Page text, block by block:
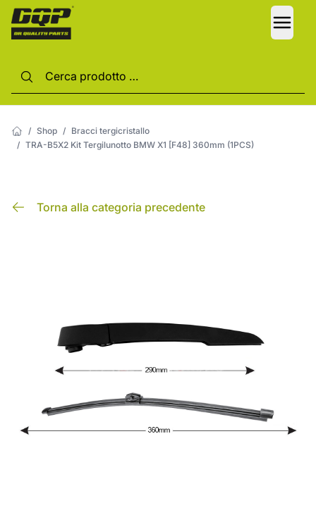
/ Shop / Bracci tergicristallo
/ TRA-B5X2 Kit Tergilunotto BMW X1 [F48] 360mm (1PCS)
Torna alla categoria precedente